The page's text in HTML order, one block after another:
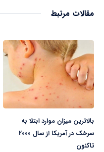
مقالات مرتبط
بالاترین میزان موارد ابتلا به
سرخک در آمریکا از سال ۲۰۰۰
تاکنون